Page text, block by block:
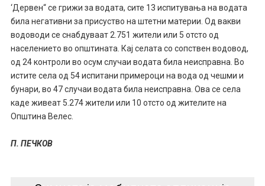
‘Дервен“ се грижи за водата, сите 13 испитувања на водата
била негативни за присуство на штетни материи. Од вакви
водоводи се снабдуваат 2.751 жители или 5 отсто од
населението во општината. Кај селата со сопствен водовод,
од 24 контроли во осум случаи водата била неисправна. Во
истите села од 54 испитани примероци на вода од чешми и
бунари, во 47 случаи водата била неисправна. Ова се села
каде живеат 5.274 жители или 10 отсто од жителите на
Општина Велес.
П. ПЕЧКОВ